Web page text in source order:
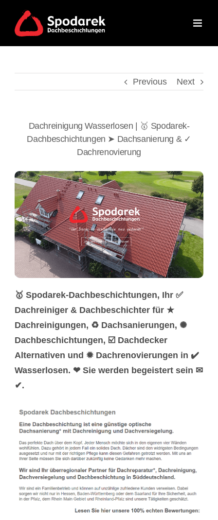
content
Previous Next
Dachreinigung Wasserlosen | 🥇 Spodarek-
Dachbeschichtungen ➤ Dachsanierung & ✓
Dachrenovierung
🥇 Spodarek-Dachbeschichtungen, Ihr ✅
Dachreiniger & Dachbeschichter für ★
Dachreinigungen, ♻ Dachsanierungen, ✺
Dachbeschichtungen, ☑️ Dachdecker
Alternativen und ✹ Dachrenovierungen in ✔️
Wasserlosen. ❤ Sie werden begeistert sein ✉
✔.